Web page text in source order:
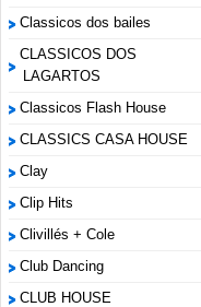
Classicos dos bailes
CLASSICOS DOS
LAGARTOS
Classicos Flash House
CLASSICS CASA HOUSE
Clay
Clip Hits
Clivillés + Cole
Club Dancing
CLUB HOUSE